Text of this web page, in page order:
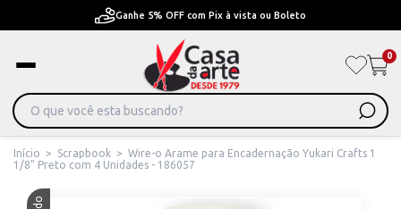
Ganhe 5% OFF com Pix à vista ou Boleto
0
Início > Scrapbook > Wire-o Arame para Encadernação Yukari Crafts 1
1/8" Preto com 4 Unidades - 186057